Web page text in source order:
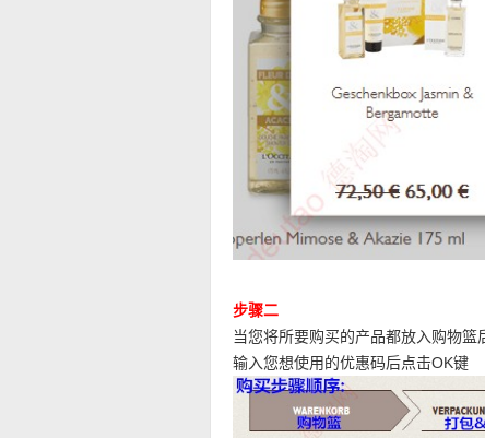
步骤二
当您将所要购买的产品都放入购物篮
输入您想使用的优惠码后点击OK键